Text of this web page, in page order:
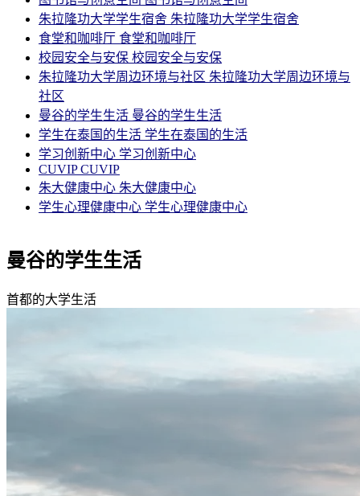
朱拉隆功大学学生宿舍 朱拉隆功大学学生宿舍
食堂和咖啡厅 食堂和咖啡厅
校园安全与安保 校园安全与安保
朱拉隆功大学周边环境与社区 朱拉隆功大学周边环境与
社区
曼谷的学生生活 曼谷的学生生活
学生在泰国的生活 学生在泰国的生活
学习创新中心 学习创新中心
CUVIP CUVIP
朱大健康中心 朱大健康中心
学生心理健康中心 学生心理健康中心
曼谷的学生生活
首都的大学生活